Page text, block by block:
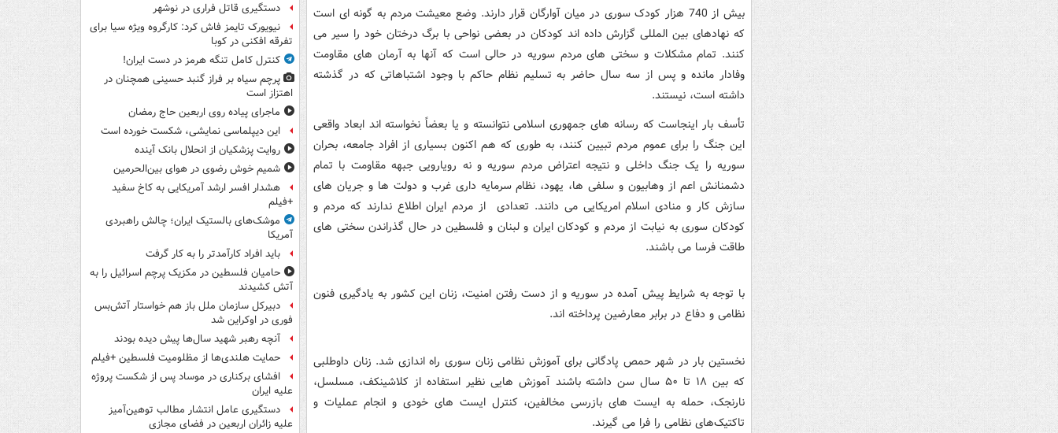
بیش از 740 هزار کودک سوری در میان آوارگان قرار دارند. وضع معیشت مردم به گونه ای است
که نهادهای بین المللی گزارش داده اند کودکان در بعضی نواحی با برگ درختان خود را سیر می
کنند. تمام مشکلات و سختی های مردم سوریه در حالی است که آنها به آرمان های مقاومت
وفادار مانده و پس از سه سال حاضر به تسلیم نظام حاکم با وجود اشتباهاتی که در گذشته
داشته است، نیستند.
تأسف بار اینجاست که رسانه های جمهوری اسلامی نتوانسته و یا بعضاً نخواسته اند ابعاد واقعی
این جنگ را برای عموم مردم تبیین کنند، به طوری که هم اکنون بسیاری از افراد جامعه، بحران
سوریه را یک جنگ داخلی و نتیجه اعتراض مردم سوریه و نه رویارویی جبهه مقاومت با تمام
دشمنانش اعم از وهابیون و سلفی ها، یهود، نظام سرمایه داری غرب و دولت ها و جریان های
سازش کار و منادی اسلام امریکایی می دانند. تعدادی از مردم ایران اطلاع ندارند که مردم و
کودکان سوری به نیابت از مردم و کودکان ایران و لبنان و فلسطین در حال گذراندن سختی های
طاقت فرسا می باشند.
با توجه به شرایط پیش آمده در سوریه و از دست رفتن امنیت، زنان این کشور به یادگیری فنون
نظامی و دفاع در برابر معارضین پرداخته اند.
نخستین بار در شهر حمص پادگانی برای آموزش نظامی زنان سوری راه اندازی شد. زنان داوطلبی
که بین ۱۸ تا ۵۰ سال سن داشته باشند آموزش هایی نظیر استفاده از کلاشینکف، مسلسل،
نارنجک، حمله به ایست های بازرسی مخالفین، کنترل ایست های خودی و انجام عملیات و
تاکتیک‌های نظامی را فرا می گیرند.
دستگیری قاتل فراری در نوشهر
نیویورک تایمز فاش کرد: کارگروه ویژه سیا برای
تفرقه افکنی در کوبا
کنترل کامل تنگه هرمز در دست ایران!
پرچم سیاه بر فراز گنبد حسینی همچنان در
اهتزاز است
ماجرای پیاده روی اربعین حاج رمضان
این دیپلماسی نمایشی، شکست خورده است
روایت پزشکیان از انحلال بانک آینده
شمیم خوش رضوی در هوای بین‌الحرمین
هشدار افسر ارشد آمریکایی به کاخ سفید
+فیلم
موشک‌های بالستیک ایران؛ چالش راهبردی
آمریکا
باید افراد کارآمدتر را به کار گرفت
حامیان فلسطین در مکزیک پرچم اسرائیل را به
آتش کشیدند
دبیرکل سازمان ملل باز هم خواستار آتش‌بس
فوری در اوکراین شد
آنچه رهبر شهید سال‌ها پیش دیده بودند
حمایت هلندی‌ها از مظلومیت فلسطین +فیلم
افشای برکناری در موساد پس از شکست پروژه
علیه ایران
دستگیری عامل انتشار مطالب توهین‌آمیز
علیه زائران اربعین در فضای مجازی